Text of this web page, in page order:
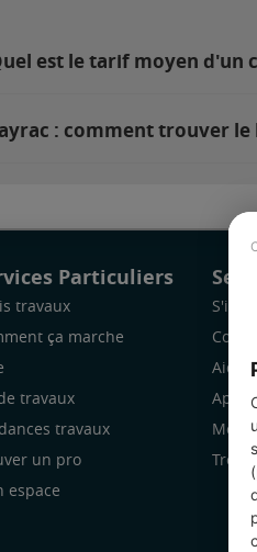
est le tarif moyen d'un
: comment trouver le
Particuliers
travaux
ça marche
travaux
travaux
un pro
espace
Aide
Mon